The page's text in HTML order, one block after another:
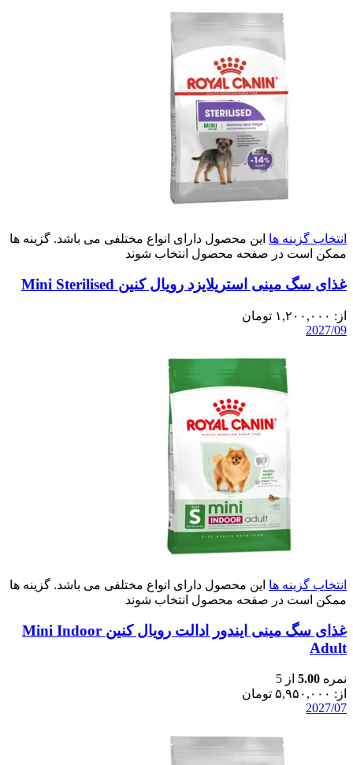
انتخاب گزینه ها این محصول دارای انواع مختلفی می باشد. گزینه ها
ممکن است در صفحه محصول انتخاب شوند
غذای سگ مینی استریلایزد رویال کنین Mini Sterilised
از: ۱,۲۰۰,۰۰۰ تومان
2027/09
انتخاب گزینه ها این محصول دارای انواع مختلفی می باشد. گزینه ها
ممکن است در صفحه محصول انتخاب شوند
غذای سگ مینی ایندور ادالت رویال کنین Mini Indoor
Adult
نمره 5.00 از 5
از: ۵,۹۵۰,۰۰۰ تومان
2027/07